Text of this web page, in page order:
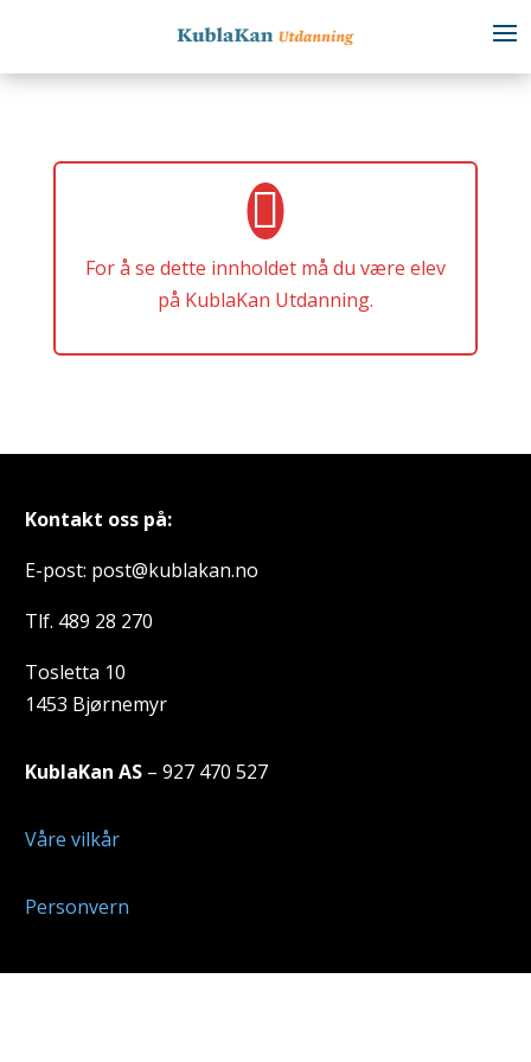
For å se dette innholdet må du være elev
på KublaKan Utdanning.
Kontakt oss på:
E-post: post@kublakan.no
Tlf. 489 28 270
Tosletta 10
1453 Bjørnemyr
KublaKan AS – 927 470 527
Våre vilkår
Personvern